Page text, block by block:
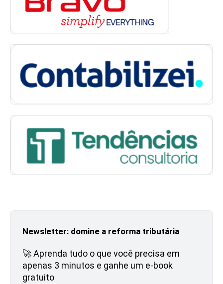
Newsletter: domine a reforma tributária
🚀 Aprenda tudo o que você precisa em
apenas 3 minutos e ganhe um e-book
gratuito